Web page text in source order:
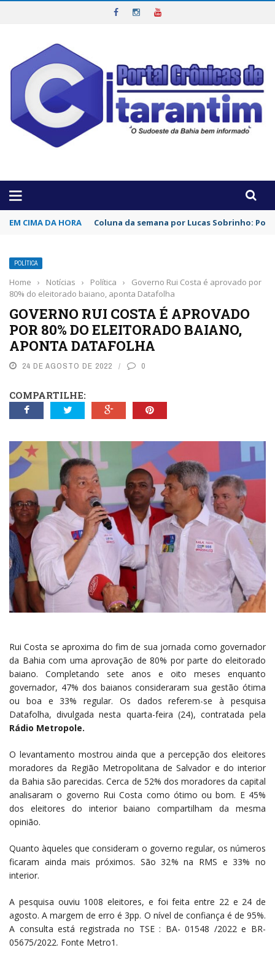
EM CIMA DA HORA Coluna da semana por Lucas Sobrinho:
POLÍTICA
Home › Notícias › Política ›
Governo Rui Costa é aprovado por
80% do eleitorado baiano, aponta Datafolha
GOVERNO RUI COSTA É APROVADO
POR 80% DO ELEITORADO BAIANO,
APONTA DATAFOLHA
24 DE AGOSTO DE 2022 0
COMPARTILHE:
Rui Costa se aproxima do fim de sua jornada como governador
da Bahia com uma aprovação de 80% por parte do eleitorado
baiano. Completando sete anos e oito meses enquanto
governador, 47% dos baianos consideraram sua gestão ótima
ou boa e 33% regular. Os dados referem-se à pesquisa
Datafolha, divulgada nesta quarta-feira (24), contratada pela
Rádio Metropole.
O levantamento mostrou ainda que a percepção dos eleitores
moradores da Região Metropolitana de Salvador e do interior
da Bahia são parecidas. Cerca de 52% dos moradores da capital
analisaram o governo Rui Costa como ótimo ou bom. E 45%
dos eleitores do interior baiano compartilham da mesma
opinião.
Quanto àqueles que consideram o governo regular, os números
ficaram ainda mais próximos. São 32% na RMS e 33% no
interior.
A pesquisa ouviu 1008 eleitores, e foi feita entre 22 e 24 de
agosto. A margem de erro é 3pp. O nível de confiança é de 95%.
A consulta está registrada no TSE : BA- 01548 /2022 e BR-
05675/2022. Fonte Metro1.